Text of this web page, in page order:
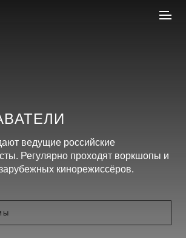
ведущие российские
Регулярно проходят воркшопы и
кинорежиссёров.